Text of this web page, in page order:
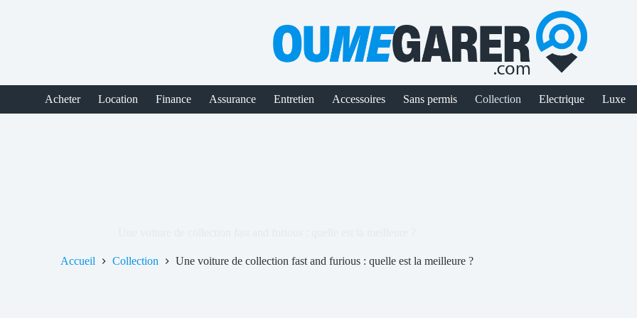
Acheter Location Finance Assurance Entretien Accessoires Sans permis Collection Electrique Luxe
Accueil Collection Une voiture de collection fast and furious : quelle est la meilleure ?